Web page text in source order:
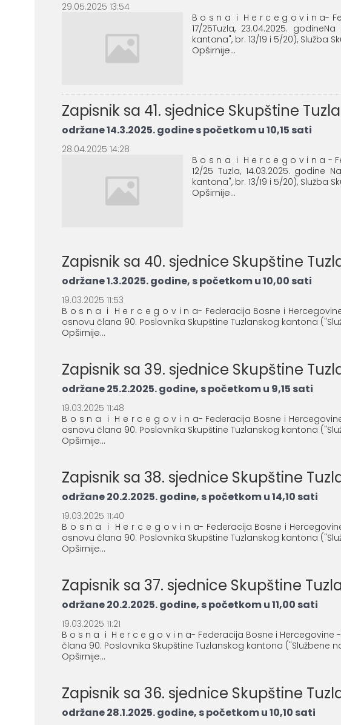
29.05.2025 13:54
B o s n a i H e r c e g o v i n a-
17/25Tuzla, 23.04.2025.
kantona", br. 13/19 i 5/20), Služba
Opširnije...
Zapisnik sa 41. sjednice Skupštine
održane 14.3.2025. godine s početkom u 10,15 sati
28.04.2025 14:28
B o s n a i H e r c e g o v i n a -
12/25 Tuzla, 14.03.2025. godine
kantona", br. 13/19 i 5/20), Služba
Opširnije...
Zapisnik sa 40. sjednice Skupštine
održane 1.3.2025. godine, s početkom u 10,00 sati
19.03.2025 11:53
B o s n a i H e r c e g o v i n a- Federacija Bosne i
osnovu člana 90. Poslovnika Skupštine Tuzlanskog kantona
Opširnije...
Zapisnik sa 39. sjednice Skupštine
održane 25.2.2025. godine, s početkom u 9,15 sati
19.03.2025 11:48
B o s n a i H e r c e g o v i n a- Federacija Bosne i
osnovu člana 90. Poslovnika Skupštine Tuzlanskog kantona
Opširnije...
Zapisnik sa 38. sjednice Skupštine
održane 20.2.2025. godine, s početkom u 14,10 sati
19.03.2025 11:40
B o s n a i H e r c e g o v i n a- Federacija Bosne i
osnovu člana 90. Poslovnika Skupštine Tuzlanskog kantona
Opširnije...
Zapisnik sa 37. sjednice Skupštine
održane 20.2.2025. godine, s početkom u 11,00 sati
19.03.2025 11:21
B o s n a i H e r c e g o v i n a- Federacija Bosne i Hercegovine -
člana 90. Poslovnika Skupštine Tuzlanskog kantona ("Službene
Opširnije...
Zapisnik sa 36. sjednice Skupštine
održane 28.1.2025. godine, s početkom u 10,10 sati